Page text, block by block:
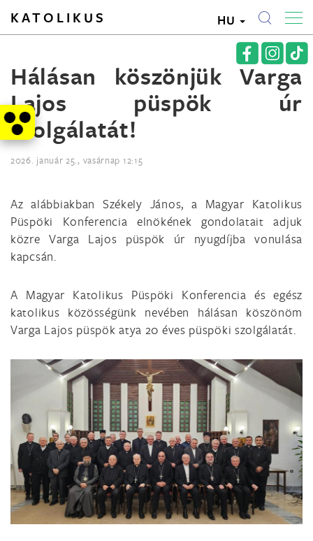
KATOLIKUS HU
Hálásan köszönjük Varga
Lajos püspök úr
szolgálatát!
2026. január 25., vasárnap 12:15
Az alábbiakban Székely János, a Magyar Katolikus
Püspöki Konferencia elnökének gondolatait adjuk
közre Varga Lajos püspök úr nyugdíjba vonulása
kapcsán.
A Magyar Katolikus Püspöki Konferencia és egész
katolikus közösségünk nevében hálásan köszönöm
Varga Lajos püspök atya 20 éves püspöki szolgálatát.